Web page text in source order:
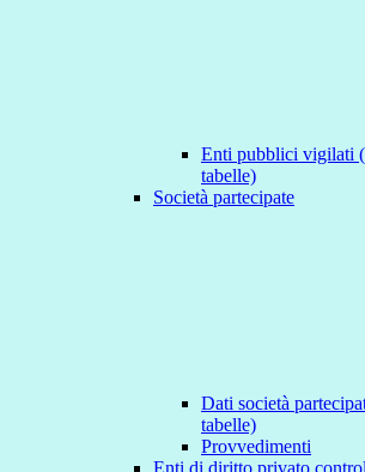
Enti pubblici vigilati
tabelle)
Società partecipate
Dati società
tabelle)
Provvedimenti